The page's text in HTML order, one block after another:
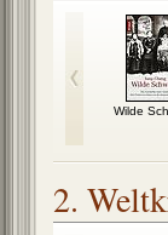
Wilde
2.